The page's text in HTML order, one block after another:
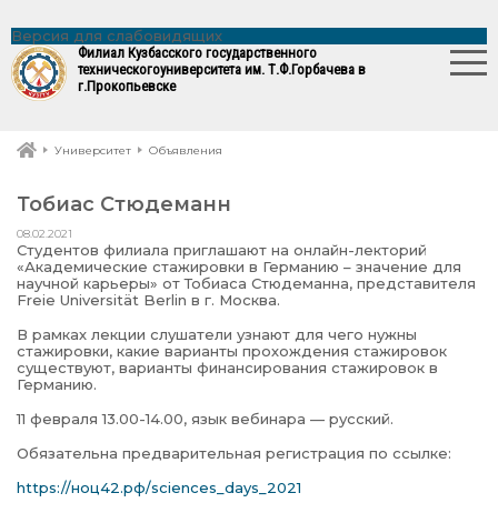
Версия для слабовидящих
Филиал Кузбасского государственного
техническогоуниверситета им. Т.Ф.Горбачева в
г.Прокопьевске
Университет Объявления
Тобиас Стюдеманн
08.02.2021
Студентов филиала приглашают на онлайн-лекторий
«Академические стажировки в Германию – значение для
научной карьеры» от Тобиаса Стюдеманна, представителя
Freie Universität Berlin в г. Москва.
В рамках лекции слушатели узнают для чего нужны
стажировки, какие варианты прохождения стажировок
существуют, варианты финансирования стажировок в
Германию.
11 февраля 13.00-14.00, язык вебинара — русский.
Обязательна предварительная регистрация по ссылке:
https://ноц42.рф/sciences_days_2021